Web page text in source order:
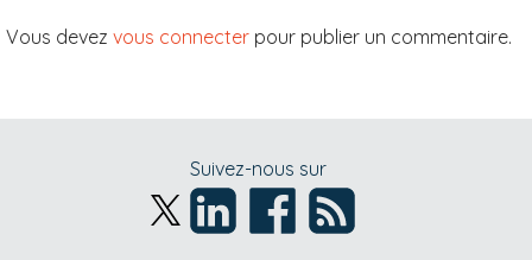
Vous devez vous connecter pour publier un commentaire.
Suivez-nous sur